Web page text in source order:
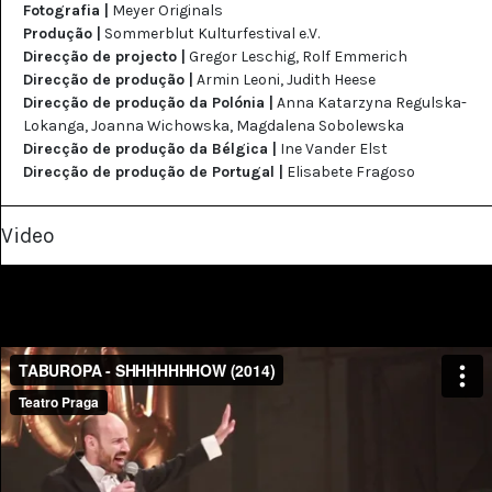
Fotografia |
Meyer Originals
Produção |
Sommerblut Kulturfestival e.V.
Direcção de projecto |
Gregor Leschig, Rolf Emmerich
Direcção de produção |
Armin Leoni, Judith Heese
Direcção de produção da Polónia |
Anna Katarzyna Regulska-
Lokanga, Joanna Wichowska, Magdalena Sobolewska
Direcção de produção da Bélgica |
Ine Vander Elst
Direcção de produção de Portugal |
Elisabete Fragoso
Video